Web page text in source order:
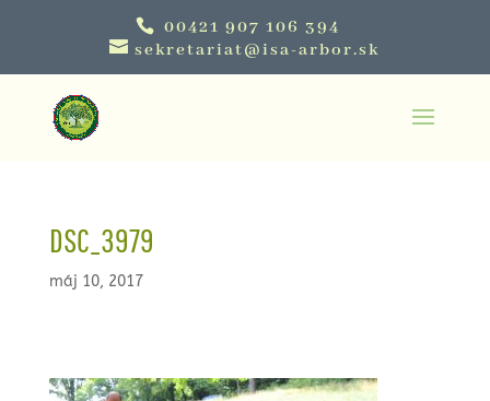
00421 907 106 394
sekretariat@isa-arbor.sk
DSC_3979
máj 10, 2017